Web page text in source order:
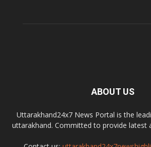
ABOUT US
Uttarakhand24x7 News Portal is the
uttarakhand. Committed to provide latest